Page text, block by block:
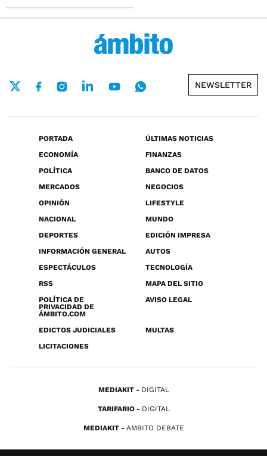
NEWSLETTER
PORTADA
ÚLTIMAS NOTICIAS
ECONOMÍA
FINANZAS
POLÍTICA
BANCO DE DATOS
MERCADOS
NEGOCIOS
OPINIÓN
LIFESTYLE
NACIONAL
MUNDO
DEPORTES
EDICIÓN IMPRESA
INFORMACIÓN GENERAL
AUTOS
ESPECTÁCULOS
TECNOLOGÍA
RSS
MAPA DEL SITIO
POLÍTICA DE
PRIVACIDAD DE
ÁMBITO.COM
AVISO LEGAL
EDICTOS JUDICIALES
MULTAS
LICITACIONES
MEDIAKIT DIGITAL
TARIFARIO DIGITAL
MEDIAKIT AMBITO DEBATE